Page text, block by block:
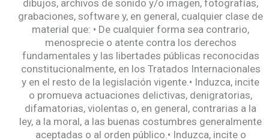
dibujos, archivos de sonido y/o imagen, fotografías,
grabaciones, software y, en general, cualquier clase de
material que: • De cualquier forma sea contrario,
menosprecie o atente contra los derechos
fundamentales y las libertades públicas reconocidas
constitucionalmente, en los Tratados Internacionales
y en el resto de la legislación vigente.• Induzca, incite
o promueva actuaciones delictivas, denigratorias,
difamatorias, violentas o, en general, contrarias a la
ley, a la moral, a las buenas costumbres generalmente
aceptadas o al orden público.• Induzca, incite o